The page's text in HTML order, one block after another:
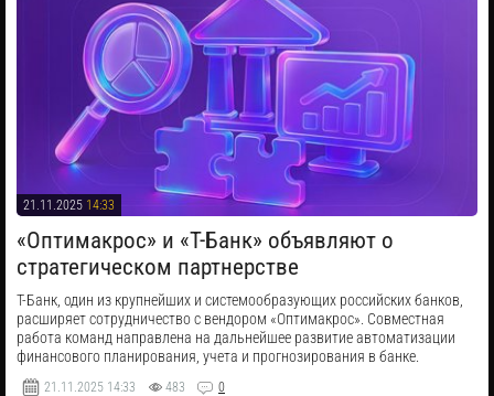
21.11.2025 14:33
«Оптимакрос» и «Т-Банк» объявляют о
стратегическом партнерстве
Т-Банк, один из крупнейших и системообразующих российских банков,
расширяет сотрудничество с вендором «Оптимакрос». Совместная
работа команд направлена на дальнейшее развитие автоматизации
финансового планирования, учета и прогнозирования в банке.
21.11.2025 14:33 483 0